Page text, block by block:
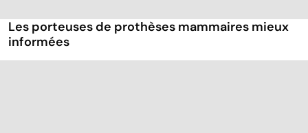
Les porteuses de prothèses mammaires mieux
informées